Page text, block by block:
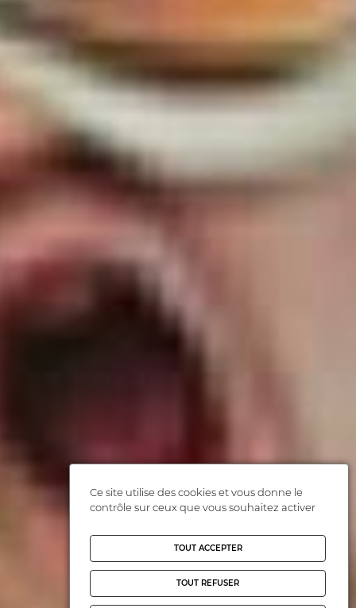
Ce site utilise des cookies et vous donne le
contrôle sur ceux que vous souhaitez activer
TOUT ACCEPTER
TOUT REFUSER